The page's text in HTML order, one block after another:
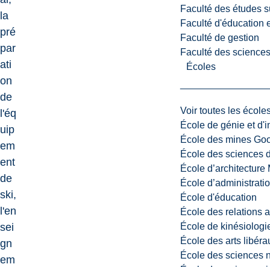
Faculté des études
Faculté d'éducation
Faculté de gestion
Faculté des
Écoles
Voir toutes les
École de génie et
École des mines
École des sciences
École d’architecture
École
École d'éducation
École des relations
École de
École des arts
École des sciences
la
pré
par
ati
on
de
l'éq
uip
em
ent
de
ski,
l'en
sei
gn
em